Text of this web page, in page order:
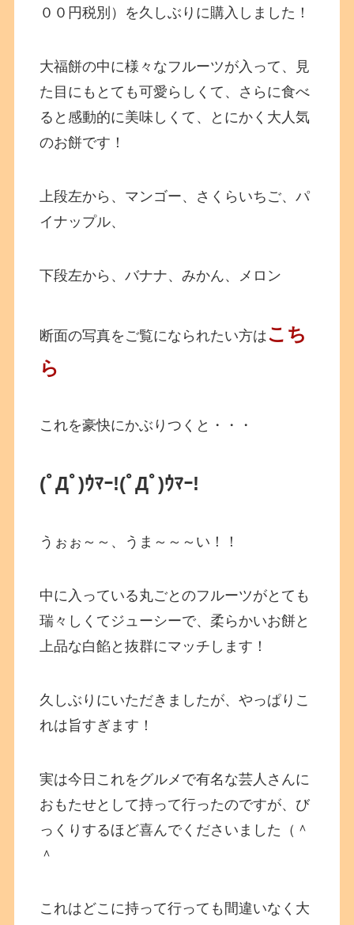
００円税別）を久しぶりに購入しました！
大福餅の中に様々なフルーツが入って、見
た目にもとても可愛らしくて、さらに食べ
ると感動的に美味しくて、とにかく大人気
のお餅です！
上段左から、マンゴー、さくらいちご、パ
イナップル、
下段左から、バナナ、みかん、メロン
断面の写真をご覧になられたい方はこち
ら
これを豪快にかぶりつくと・・・
(ﾟДﾟ)ｳﾏｰ!(ﾟДﾟ)ｳﾏｰ!
うぉぉ～～、うま～～～い！！
中に入っている丸ごとのフルーツがとても
瑞々しくてジューシーで、柔らかいお餅と
上品な白餡と抜群にマッチします！
久しぶりにいただきましたが、やっぱりこ
れは旨すぎます！
実は今日これをグルメで有名な芸人さんに
おもたせとして持って行ったのですが、び
っくりするほど喜んでくださいました（＾
＾
これはどこに持って行っても間違いなく大